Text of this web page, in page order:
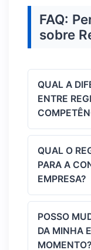
FAQ:
sobre
QUAL A
ENTRE
O regime
receitas e
transação
gerador).
as
momento
da conta
QUAL O
PARA A
EMPRESA?
A
federais de
POSSO
DA MINHA
MOMENTO?